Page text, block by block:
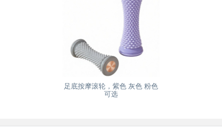
足底按摩滚轮，紫色 灰色 粉色
可选